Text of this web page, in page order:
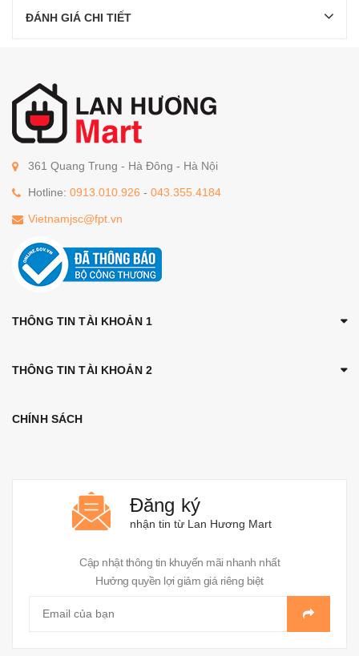
ĐÁNH GIÁ CHI TIẾT
361 Quang Trung - Hà Đông - Hà Nội
Hotline: 0913.010.926 - 043.355.4184
Vietnamjsc@fpt.vn
THÔNG TIN TÀI KHOẢN 1
THÔNG TIN TÀI KHOẢN 2
CHÍNH SÁCH
Đăng ký
nhận tin từ Lan Hương Mart
Cập nhật thông tin khuyến mãi nhanh nhất
Hưởng quyền lợi giảm giá riêng biệt